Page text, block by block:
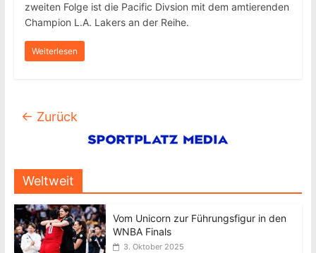
zweiten Folge ist die Pacific Divsion mit dem amtierenden
Champion L.A. Lakers an der Reihe.
Weiterlesen
← Zurück
Weltweit
Vom Unicorn zur Führungsfigur in den
WNBA Finals
3. Oktober 2025